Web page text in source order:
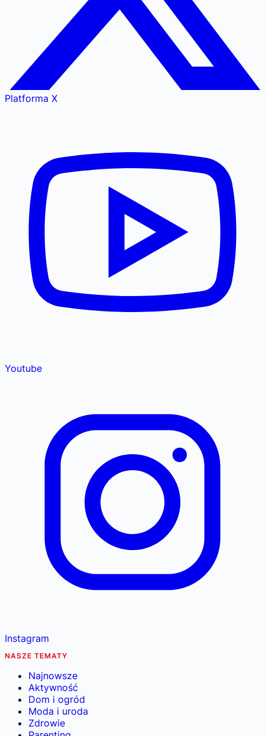
Platforma X
Youtube
Instagram
NASZE TEMATY
Najnowsze
Aktywność
Dom i ogród
Moda i uroda
Zdrowie